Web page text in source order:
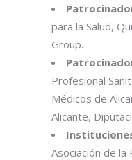
para la Salud,
Group.
Profesional
Médicos de
Alicante,
Asociación de la